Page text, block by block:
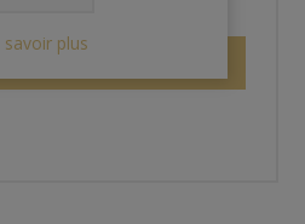
savoir plus